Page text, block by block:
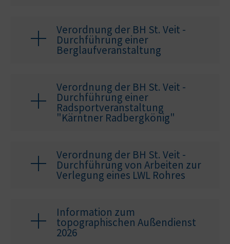
Verordnung der BH St. Veit -
Durchführung einer
Berglaufveranstaltung
Verordnung der BH St. Veit -
Durchführung einer
Radsportveranstaltung
"Kärntner Radbergkönig"
Verordnung der BH St. Veit -
Durchführung von Arbeiten zur
Verlegung eines LWL Rohres
Information zum
topographischen Außendienst
2026